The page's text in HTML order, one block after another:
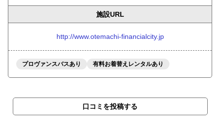
施設URL
http://www.otemachi-financialcity.jp
プロヴァンスバスあり 有料お着替えレンタルあり
口コミを投稿する